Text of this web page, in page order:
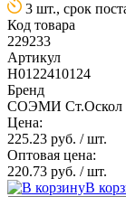
3 шт., срок
Код товара
229233
Артикул
Н0122410124
Бренд
СОЭМИ Ст.Оскол
Цена:
225.23 руб. / шт.
Оптовая цена:
220.73 руб. / шт.
В